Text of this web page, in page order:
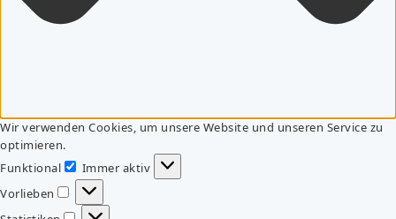
Wir verwenden Cookies, um unsere Website und unseren Service zu
optimieren.
Funktional
Funktional
Immer aktiv
Vorlieben
Vorlieben